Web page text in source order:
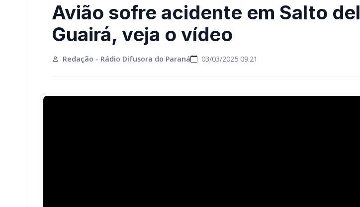
Avião sofre acidente em Salto del
Guairá, veja o vídeo
Redação - Rádio Difusora do Paraná 03/03/2025 09:21